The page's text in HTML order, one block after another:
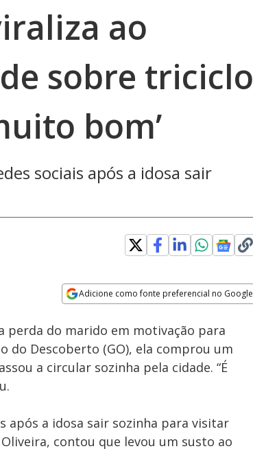
ao
sobre triciclo
bom’
sociais após a idosa sair
Adicione como fonte preferencial no Google
Velocidade
perda do marido em motivação para
do Descoberto (GO), ela comprou um
a circular sozinha pela cidade. “É
após a idosa sair sozinha para visitar
contou que levou um susto ao